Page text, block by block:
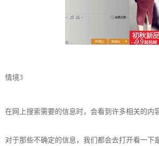
情境3
在网上搜索需要的信息时，会看到许多相关的内
对于那些不确定的信息，我们都会去打开看一下